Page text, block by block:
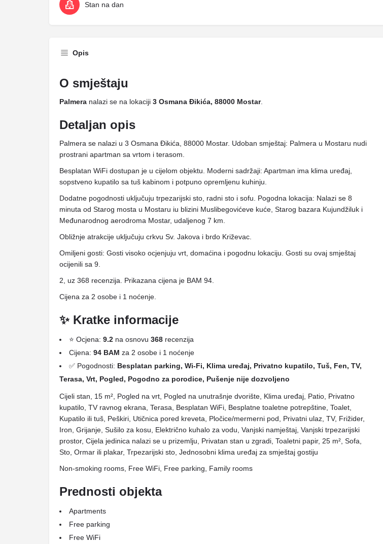
Stan na dan
Opis
O smještaju
Palmera nalazi se na lokaciji 3 Osmana Đikića, 88000 Mostar.
Detaljan opis
Palmera se nalazi u 3 Osmana Đikića, 88000 Mostar. Udoban smještaj: Palmera u Mostaru nudi
prostrani apartman sa vrtom i terasom.
Besplatan WiFi dostupan je u cijelom objektu. Moderni sadržaji: Apartman ima klima uređaj,
sopstveno kupatilo sa tuš kabinom i potpuno opremljenu kuhinju.
Dodatne pogodnosti uključuju trpezarijski sto, radni sto i sofu. Pogodna lokacija: Nalazi se 8
minuta od Starog mosta u Mostaru iu blizini Muslibegovićeve kuće, Starog bazara Kujundžiluk i
Međunarodnog aerodroma Mostar, udaljenog 7 km.
Obližnje atrakcije uključuju crkvu Sv. Jakova i brdo Križevac.
Omiljeni gosti: Gosti visoko ocjenjuju vrt, domaćina i pogodnu lokaciju. Gosti su ovaj smještaj
ocijenili sa 9.
2, uz 368 recenzija. Prikazana cijena je BAM 94.
Cijena za 2 osobe i 1 noćenje.
✨ Kratke informacije
⭐ Ocjena: 9.2 na osnovu 368 recenzija
Cijena: 94 BAM za 2 osobe i 1 noćenje
✅ Pogodnosti: Besplatan parking, Wi-Fi, Klima uređaj, Privatno kupatilo, Tuš, Fen, TV,
Terasa, Vrt, Pogled, Pogodno za porodice, Pušenje nije dozvoljeno
Cijeli stan, 15 m², Pogled na vrt, Pogled na unutrašnje dvorište, Klima uređaj, Patio, Privatno
kupatilo, TV ravnog ekrana, Terasa, Besplatan WiFi, Besplatne toaletne potrepštine, Toalet,
Kupatilo ili tuš, Peškiri, Utičnica pored kreveta, Pločice/mermerni pod, Privatni ulaz, TV, Frižider,
Iron, Grijanje, Sušilo za kosu, Električno kuhalo za vodu, Vanjski namještaj, Vanjski trpezarijski
prostor, Cijela jedinica nalazi se u prizemlju, Privatan stan u zgradi, Toaletni papir, 25 m², Sofa,
Sto, Ormar ili plakar, Trpezarijski sto, Jednosobni klima uređaj za smještaj gostiju
Non-smoking rooms, Free WiFi, Free parking, Family rooms
Prednosti objekta
Apartments
Free parking
Free WiFi